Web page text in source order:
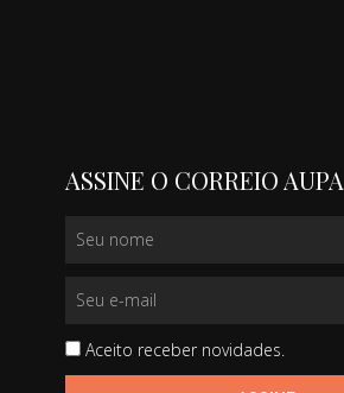
ASSINE O CORREIO AUPA
Aceito receber novidades.